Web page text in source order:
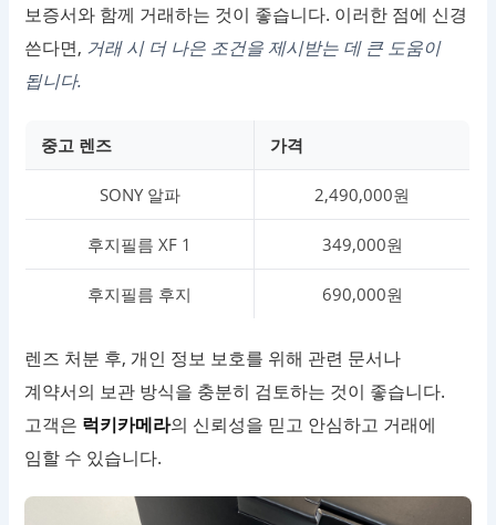
보증서와 함께 거래하는 것이 좋습니다. 이러한 점에 신경
쓴다면, 거래 시 더 나은 조건을 제시받는 데 큰 도움이
됩니다.
중고 렌즈 가격
SONY 알파 2,490,000원
후지필름 XF 1 349,000원
후지필름 후지 690,000원
렌즈 처분 후, 개인 정보 보호를 위해 관련 문서나
계약서의 보관 방식을 충분히 검토하는 것이 좋습니다.
고객은 럭키카메라의 신뢰성을 믿고 안심하고 거래에
임할 수 있습니다.